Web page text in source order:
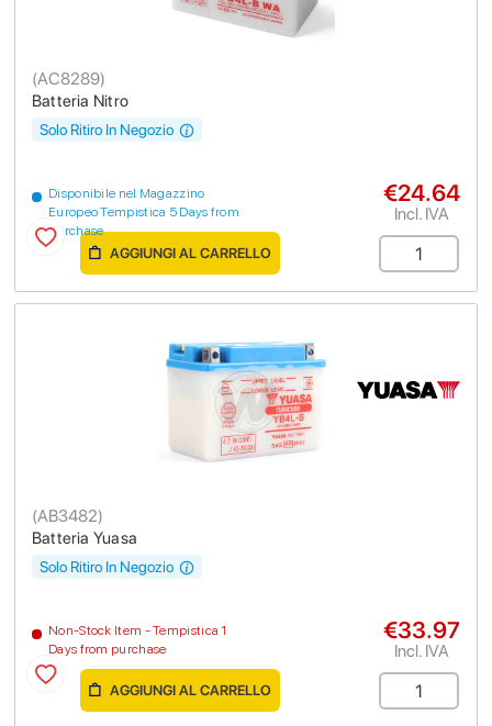
Batteria Nitro
(AC8289)
Disponibile nel Magazzino
Europeo Tempistica 5 Days from
purchase
Solo Ritiro In Negozio
€24.64
Incl. IVA
AGGIUNGI AL CARRELLO
Batteria Yuasa
(AB3482)
Non-Stock Item - Tempistica 1
Days from purchase
Solo Ritiro In Negozio
€33.97
Incl. IVA
AGGIUNGI AL CARRELLO